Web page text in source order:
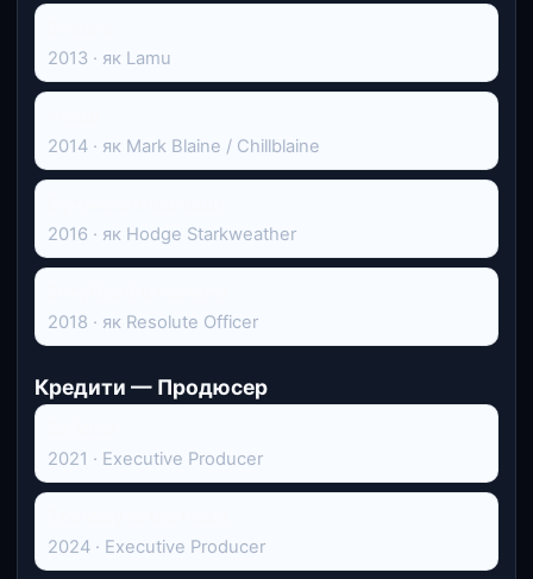
2013 · як Lamu
2014 · як Mark Blaine / Chillblaine
2016 · як Hodge Starkweather
2018 · як Resolute Officer
Кредити — Продюсер
2021 · Executive Producer
2024 · Executive Producer